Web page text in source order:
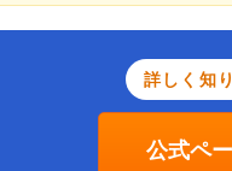
詳しく知
公式ペ